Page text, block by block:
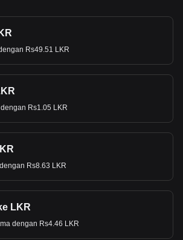
Rs49.51 LKR
Rs1.05 LKR
Rs8.63 LKR
LKR
dengan Rs4.46 LKR